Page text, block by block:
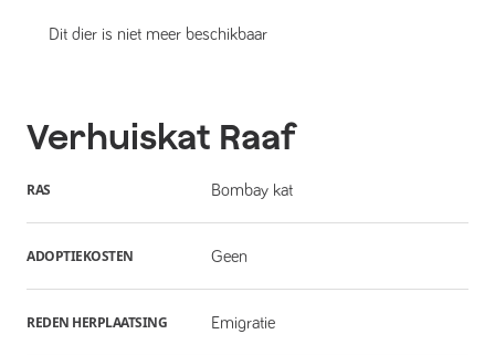
Dit dier is niet meer beschikbaar
Verhuiskat Raaf
RAS Bombay kat
ADOPTIEKOSTEN Geen
REDEN HERPLAATSING Emigratie